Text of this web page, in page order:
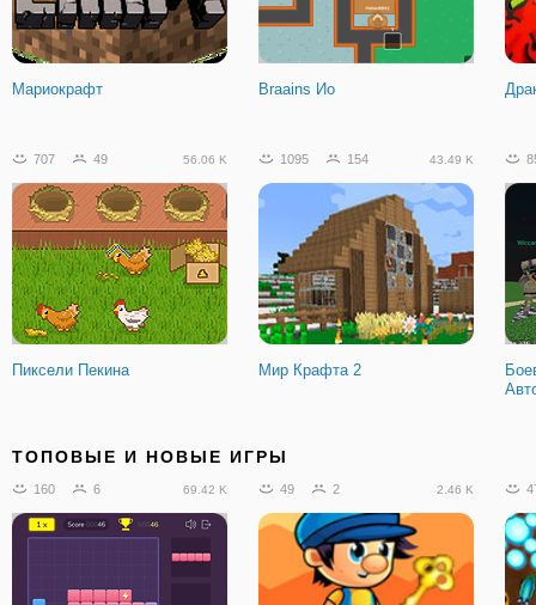
Мариокрафт Braains Ио
707 49 56.06 K
Пиксели Пекина
1095 154 43.49 K
Мир Крафта 2
ТОПОВЫЕ И НОВЫЕ ИГРЫ
160 6 69.42 K 49 2 2.46 K